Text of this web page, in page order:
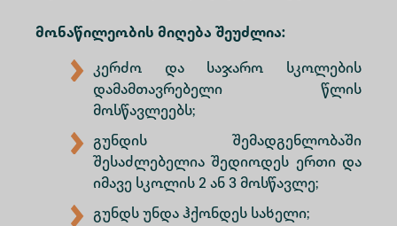
მონაწილეობის მიღება შეუძლია:
კერძო და საჯარო სკოლების
დამამთავრებელი წლის
მოსწავლეებს;
გუნდის შემადგენლობაში
შესაძლებელია შედიოდეს ერთი და
იმავე სკოლის 2 ან 3 მოსწავლე;
გუნდს უნდა ჰქონდეს სახელი;